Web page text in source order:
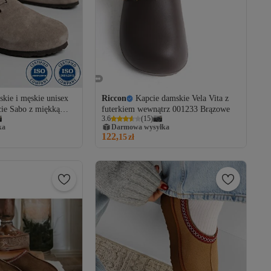
i męskie unisex
Sabo z miękką
do domu i
palcami i
Riccon
Kapcie damskie Vela Vita z
futerkiem wewnątrz 001233 Brązowe
3.6 (15)
Darmowa wysyłka
122,15zł